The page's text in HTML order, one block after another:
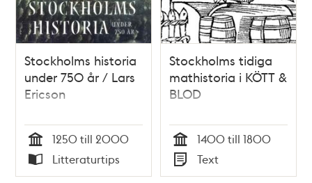
Stockholms historia
under 750 år / Lars
Ericson
Tid
1250 till 2000
Typ
Litteraturtips
Stockholms tidiga
mathistoria i KÖTT &
BLOD
Tid
1400 till 1800
Typ
Text